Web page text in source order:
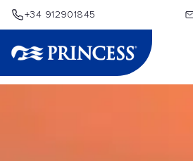
+34 912901845